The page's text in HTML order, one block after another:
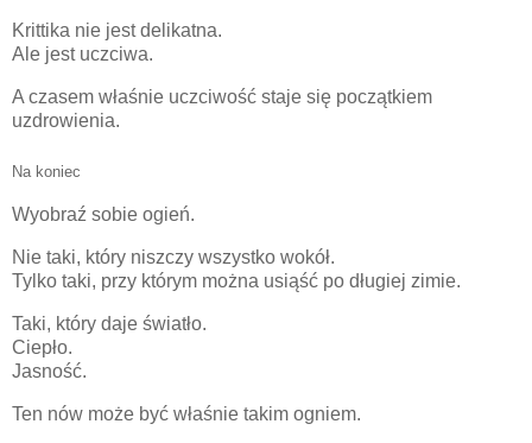
Krittika nie jest delikatna.
Ale jest uczciwa.
A czasem właśnie uczciwość staje się początkiem
uzdrowienia.
Na koniec
Wyobraź sobie ogień.
Nie taki, który niszczy wszystko wokół.
Tylko taki, przy którym można usiąść po długiej zimie.
Taki, który daje światło.
Ciepło.
Jasność.
Ten nów może być właśnie takim ogniem.